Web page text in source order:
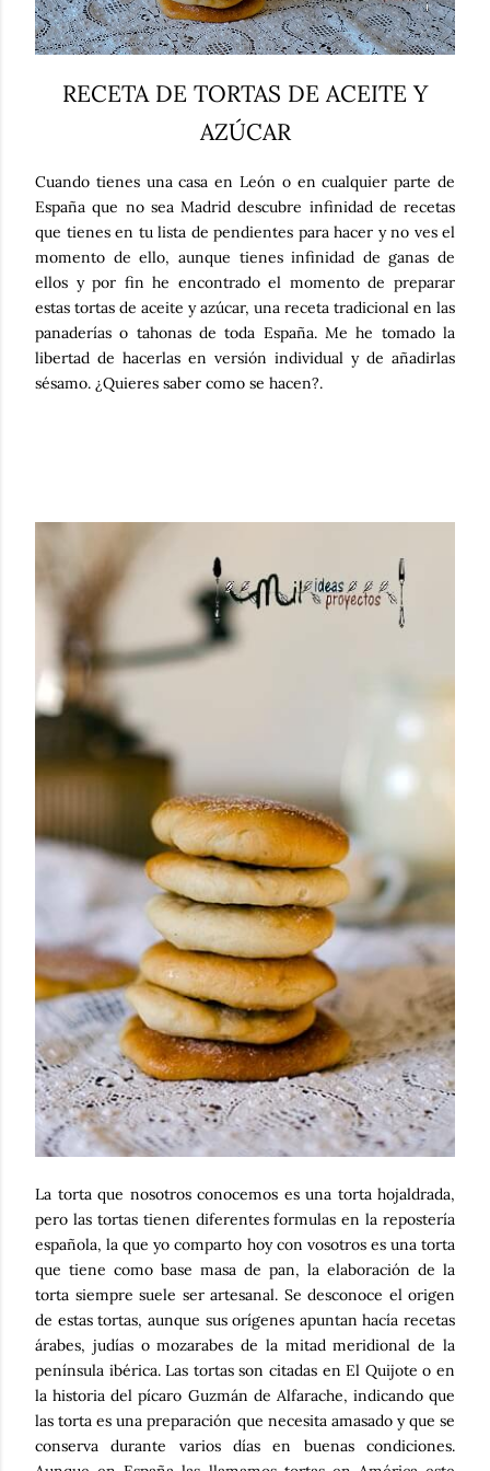
RECETA DE TORTAS DE ACEITE Y
AZÚCAR
Cuando tienes una casa en León o en cualquier parte de
España que no sea Madrid descubre infinidad de recetas
que tienes en tu lista de pendientes para hacer y no ves el
momento de ello, aunque tienes infinidad de ganas de
ellos y por fin he encontrado el momento de preparar
estas tortas de aceite y azúcar, una receta tradicional en las
panaderías o tahonas de toda España. Me he tomado la
libertad de hacerlas en versión individual y de añadirlas
sésamo. ¿Quieres saber como se hacen?.
La torta que nosotros conocemos es una torta hojaldrada,
pero las tortas tienen diferentes formulas en la repostería
española, la que yo comparto hoy con vosotros es una torta
que tiene como base masa de pan, la elaboración de la
torta siempre suele ser artesanal. Se desconoce el origen
de estas tortas, aunque sus orígenes apuntan hacía recetas
árabes, judías o mozarabes de la mitad meridional de la
península ibérica. Las tortas son citadas en El Quijote o en
la historia del pícaro Guzmán de Alfarache, indicando que
las torta es una preparación que necesita amasado y que se
conserva durante varios días en buenas condiciones.